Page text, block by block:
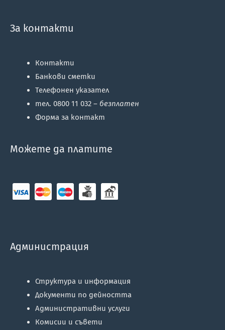
За контакти
Контакти
Банкови сметки
Телефонен указател
тел. 0800 11 032 – безплатен
Форма за контакт
Можете да платите
Администрация
Структура и информация
Документи по дейността
Административни услуги
Комисии и съвети